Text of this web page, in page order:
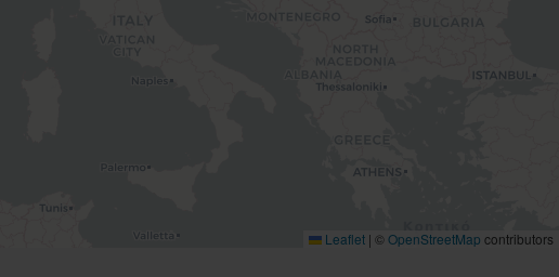
Leaflet | ©OpenStreetMap contributors